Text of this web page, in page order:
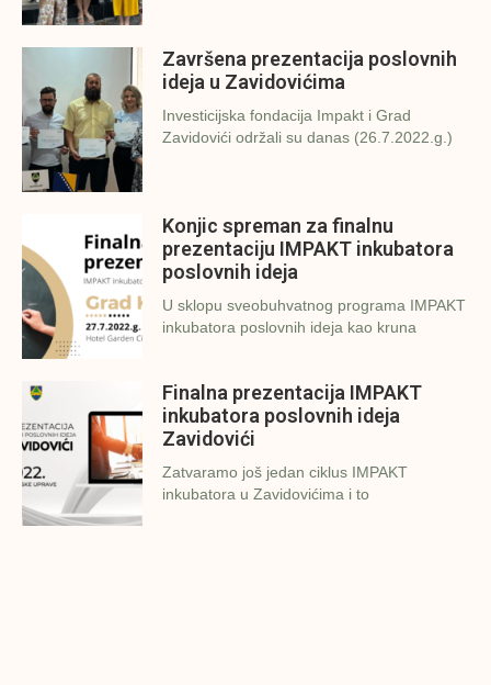
Završena prezentacija poslovnih
ideja u Zavidovićima
Investicijska fondacija Impakt i Grad
Zavidovići održali su danas (26.7.2022.g.)
Konjic spreman za finalnu
prezentaciju IMPAKT inkubatora
poslovnih ideja
U sklopu sveobuhvatnog programa IMPAKT
inkubatora poslovnih ideja kao kruna
Finalna prezentacija IMPAKT
inkubatora poslovnih ideja
Zavidovići
Zatvaramo još jedan ciklus IMPAKT
inkubatora u Zavidovićima i to